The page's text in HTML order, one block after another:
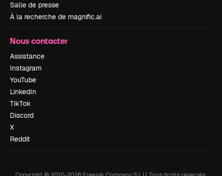
Salle de presse
À la recherche de magnific.ai
Nous contacter
Assistance
Instagram
YouTube
LinkedIn
TikTok
Discord
X
Reddit